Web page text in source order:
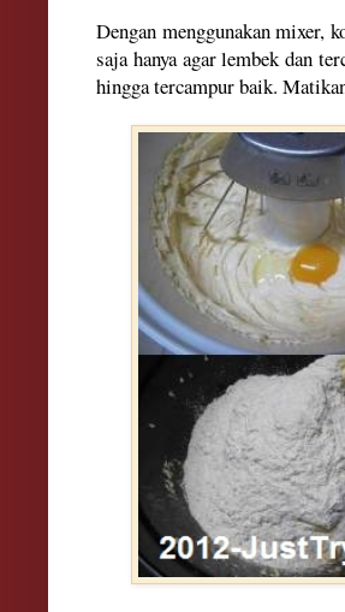
Dengan menggunakan mixer,
saja hanya agar lembek dan
hingga tercampur baik.